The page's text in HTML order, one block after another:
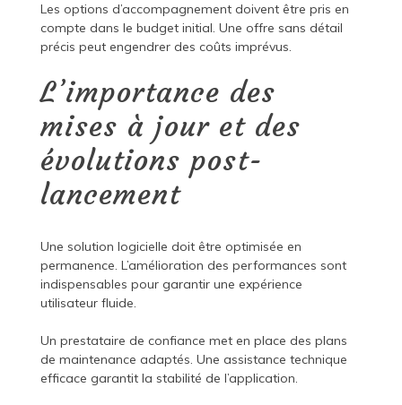
Les options d’accompagnement doivent être pris en
compte dans le budget initial. Une offre sans détail
précis peut engendrer des coûts imprévus.
L’importance des
mises à jour et des
évolutions post-
lancement
Une solution logicielle doit être optimisée en
permanence. L’amélioration des performances sont
indispensables pour garantir une expérience
utilisateur fluide.
Un prestataire de confiance met en place des plans
de maintenance adaptés. Une assistance technique
efficace garantit la stabilité de l’application.